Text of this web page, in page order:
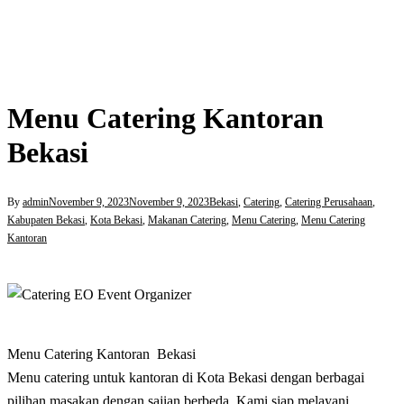
Menu Catering Kantoran
Bekasi
By adminNovember 9, 2023November 9, 2023Bekasi, Catering, Catering Perusahaan,
Kabupaten Bekasi, Kota Bekasi, Makanan Catering, Menu Catering, Menu Catering
Kantoran
Menu Catering Kantoran Bekasi
Menu catering untuk kantoran di Kota Bekasi dengan berbagai
pilihan masakan dengan sajian berbeda. Kami siap melayani